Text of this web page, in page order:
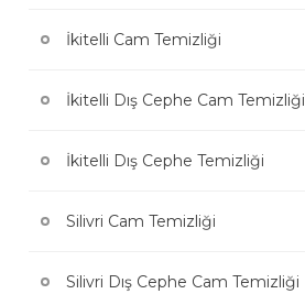
İkitelli Cam Temizliği
İkitelli Dış Cephe Cam Temizliği
İkitelli Dış Cephe Temizliği
Silivri Cam Temizliği
Silivri Dış Cephe Cam Temizliği